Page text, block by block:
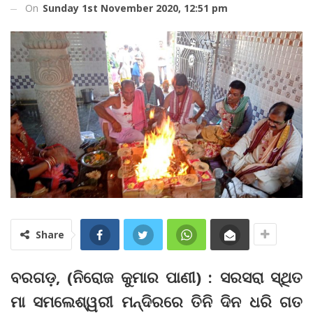
On Sunday 1st November 2020, 12:51 pm
Share
ବରଗଡ଼, (ନିରୋଜ କୁମାର ପାଣୀ) : ସରସରା ସ୍ଥିତ
ମା ସମଲେଶ୍ୱରୀ ମନ୍ଦିରରେ ତିନି ଦିନ ଧରି ଗତ